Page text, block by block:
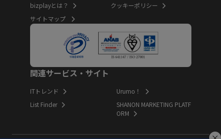
bizplayとは？
サイトマップ
クッキーポリシー
関連サービス・サイト
ITトレンド
List Finder
Urumo！
SHANON MARKETING PLATF
ORM